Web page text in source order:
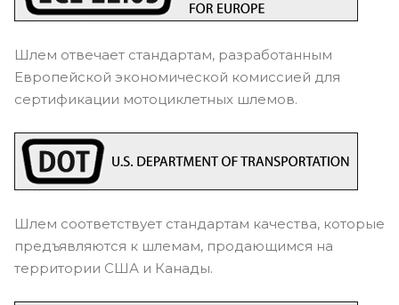
Шлем отвечает стандартам, разработанным
Европейской экономической комиссией для
сертификации мотоциклетных шлемов.
Шлем соответствует стандартам качества, которые
предъявляются к шлемам, продающимся на
территории США и Канады.